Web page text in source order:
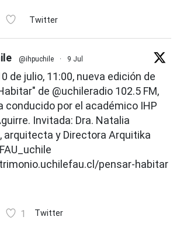
Twitter
@ihpuchile · 9 Jul
de julio, 11:00, nueva edición de
de @uchileradio 102.5 FM,
conducido por el académico IHP
Invitada: Dra. Natalia
arquitecta y Directora Arquitika
pensar-habitar
1 Twitter